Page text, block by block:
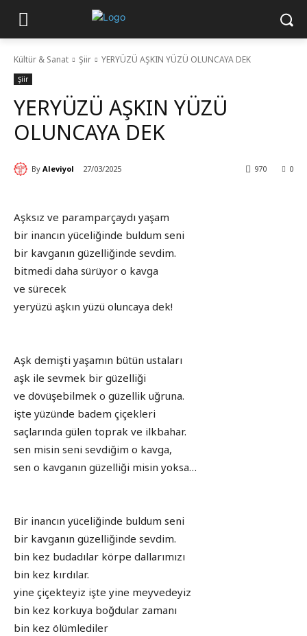
Kültür & Sanat Şiir YERYÜZÜ AŞKIN YÜZÜ OLUNCAYA DEK
Şiir
YERYÜZÜ AŞKIN YÜZÜ
OLUNCAYA DEK
By Aleviyol 27/03/2025 0
970
Aşksız ve paramparçaydı yaşam
bir inancın yüceliğinde buldum seni
bir kavganın güzelliğinde sevdim.
bitmedi daha sürüyor o kavga
ve sürecek
yeryüzü aşkın yüzü oluncaya dek!
Aşk demişti yaşamın bütün ustaları
aşk ile sevmek bir güzelliği
ve dövüşebilmek o güzellik uğruna.
işte yüzünde badem çiçekleri
saçlarında gülen toprak ve ilkbahar.
sen misin seni sevdiğim o kavga,
sen o kavganın güzelliği misin yoksa…
Bir inancın yüceliğinde buldum seni
bir kavganın güzelliğinde sevdim.
bin kez budadılar körpe dallarımızı
bin kez kırdılar.
yine çiçekteyiz işte yine meyvedeyiz
bin kez korkuya boğdular zamanı
bin kez ölümlediler